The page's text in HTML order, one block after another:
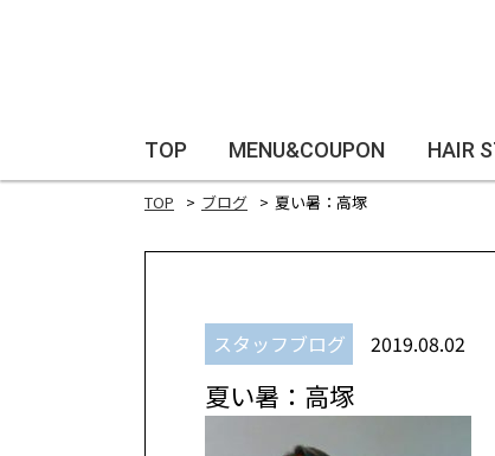
TOP MENU&COUPON HAIR
TOP ブログ 夏い暑：高塚
スタッフブログ 2019.08.02
夏い暑：高塚